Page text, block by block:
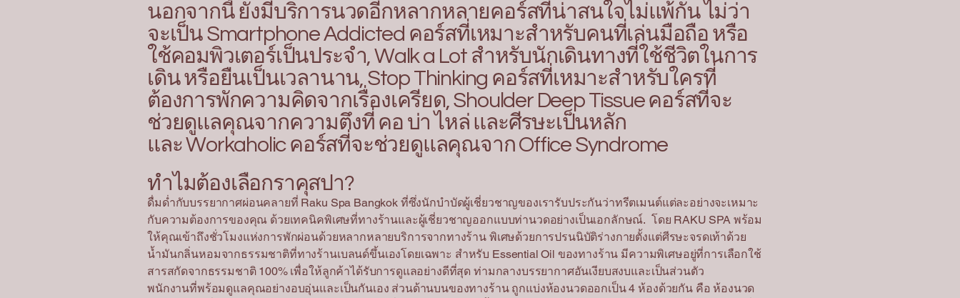
นอกจากนี้ ยังมีบริการนวดอีกหลากหลายคอร์สที่น่าสนใจไม่แพ้กัน ไม่ว่า
จะเป็น Smartphone Addicted คอร์สที่เหมาะสำหรับคนที่เล่นมือถือ หรือ
ใช้คอมพิวเตอร์เป็นประจำ, Walk a Lot สำหรับนักเดินทางที่ใช้ชีวิตในการ
เดิน หรือยืนเป็นเวลานาน, Stop Thinking คอร์สที่เหมาะสำหรับใครที่
ต้องการพักความคิดจากเรื่องเครียด, Shoulder Deep Tissue คอร์สที่จะ
ช่วยดูแลคุณจากความตึงที่ คอ บ่า ไหล่ และศีรษะเป็นหลัก
และ Workaholic คอร์สที่จะช่วยดูแลคุณจาก Office Syndrome
ทำไมต้องเลือกราคุสปา?
ดื่มด่ำกับบรรยากาศผ่อนคลายที่ Raku Spa Bangkok ที่ซึ่งนักบำบัดผู้เชี่ยวชาญของเรารับประกันว่าทรีตเมนต์แต่ละอย่างจะเหมาะ
กับความต้องการของคุณ ด้วยเทคนิคพิเศษที่ทางร้านและผู้เชี่ยวชาญออกแบบท่านวดอย่างเป็นเอกลักษณ์. โดย RAKU SPA พร้อม
ให้คุณเข้าถึงชั่วโมงแห่งการพักผ่อนด้วยหลากหลายบริการจากทางร้าน พิเศษด้วยการปรนนิบัติร่างกายตั้งแต่ศีรษะจรดเท้าด้วย
น้ำมันกลิ่นหอมจากธรรมชาติที่ทางร้านเบลนด์ขึ้นเองโดยเฉพาะ สำหรับ Essential Oil ของทางร้าน มีความพิเศษอยู่ที่การเลือกใช้
สารสกัดจากธรรมชาติ 100% เพื่อให้ลูกค้าได้รับการดูแลอย่างดีที่สุด ท่ามกลางบรรยากาศอันเงียบสงบและเป็นส่วนตัว
พนักงานที่พร้อมดูแลคุณอย่างอบอุ่นและเป็นกันเอง ส่วนด้านบนของทางร้าน ถูกแบ่งห้องนวดออกเป็น 4 ห้องด้วยกัน คือ ห้องนวด